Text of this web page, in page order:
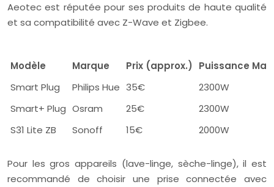
Aeotec est réputée pour ses produits de haute qualité
et sa compatibilité avec Z-Wave et Zigbee.
Modèle Marque Prix (approx.)
Puissance Max
Smart Plug
Philips Hue 35€
2300W
Smart+ Plug Osram 25€
2300W
S31 Lite ZB
Sonoff 15€ 2000W
Pour les gros appareils (lave-linge, sèche-linge), il est
recommandé de choisir une prise connectée avec